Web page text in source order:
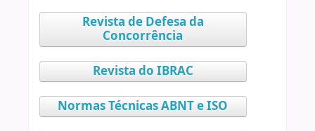
Revista de Defesa da
Concorrência
Revista do IBRAC
Normas Técnicas ABNT e ISO